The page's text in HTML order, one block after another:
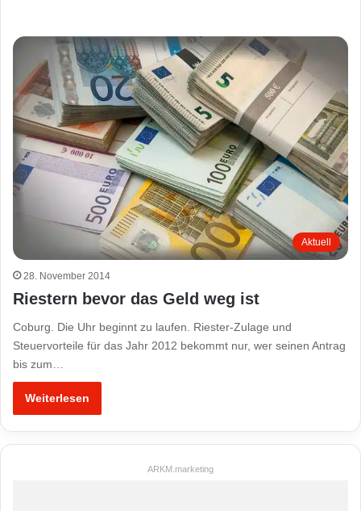
Aktuell
28. November 2014
Riestern bevor das Geld weg ist
Coburg. Die Uhr beginnt zu laufen. Riester-Zulage und
Steuervorteile für das Jahr 2012 bekommt nur, wer seinen Antrag
bis zum…
Weiterlesen
ARKM.marketing